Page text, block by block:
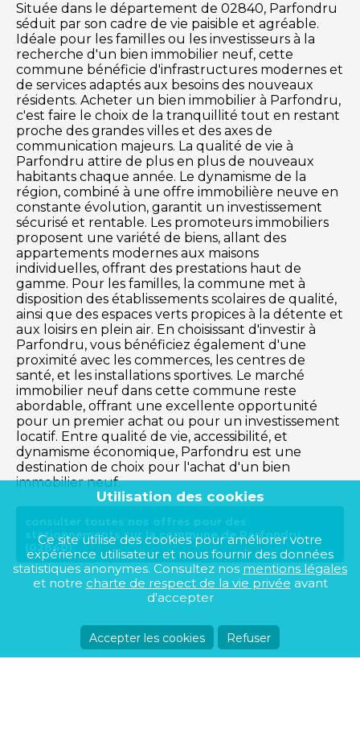
Située dans le département de 02840, Parfondru
séduit par son cadre de vie paisible et agréable.
Idéale pour les familles ou les investisseurs à la
recherche d'un bien immobilier neuf, cette
commune bénéficie d'infrastructures modernes et
de services adaptés aux besoins des nouveaux
résidents. Acheter un bien immobilier à Parfondru,
c'est faire le choix de la tranquillité tout en restant
proche des grandes villes et des axes de
communication majeurs. La qualité de vie à
Parfondru attire de plus en plus de nouveaux
habitants chaque année. Le dynamisme de la
région, combiné à une offre immobilière neuve en
constante évolution, garantit un investissement
sécurisé et rentable. Les promoteurs immobiliers
proposent une variété de biens, allant des
appartements modernes aux maisons
individuelles, offrant des prestations haut de
gamme. Pour les familles, la commune met à
disposition des établissements scolaires de qualité,
ainsi que des espaces verts propices à la détente et
aux loisirs en plein air. En choisissant d'investir à
Parfondru, vous bénéficiez également d'une
proximité avec les commerces, les centres de
santé, et les installations sportives. Le marché
immobilier neuf dans cette commune reste
abordable, offrant une excellente opportunité
pour un premier achat ou pour un investissement
locatif. Entre qualité de vie, accessibilité, et
dynamisme économique, Parfondru est une
destination de choix pour l'achat d'un bien
immobilier neuf.
consulter toutes nos offres pour des
stationnements sur la commune de Parfondru
(02840)
Utilisation des cookies
Ce site utilise des cookies pour améliorer votre
expérience utilisateur et nous fournir des données
statistiques anonymes. Consultez nos mentions légales
et notre charte de respect de la vie privée avant
d'accepter
Accepter les cookies Refuser